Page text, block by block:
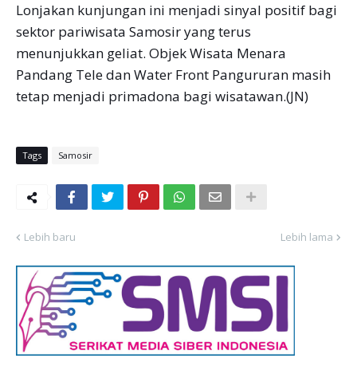
Lonjakan kunjungan ini menjadi sinyal positif bagi
sektor pariwisata Samosir yang terus
menunjukkan geliat. Objek Wisata Menara
Pandang Tele dan Water Front Pangururan masih
tetap menjadi primadona bagi wisatawan.(JN)
Tags Samosir
Lebih baru Lebih lama